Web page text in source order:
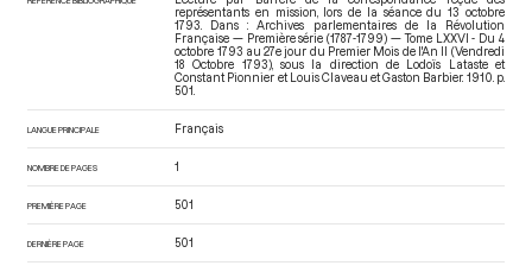
représentants en mission, lors de la séance du 13 octobre
1793. Dans : Archives parlementaires de la Révolution
Française — Première série (1787-1799) — Tome LXXVI - Du 4
octobre 1793 au 27e jour du Premier Mois de l'An II (Vendredi
18 Octobre 1793), sous la direction de Lodoïs Lataste et
Constant Pionnier et Louis Claveau et Gaston Barbier. 1910. p.
501.
LANGUE PRINCIPALE Français
NOMBRE DE PAGES 1
PREMIÈRE PAGE 501
DERNIÈRE PAGE 501